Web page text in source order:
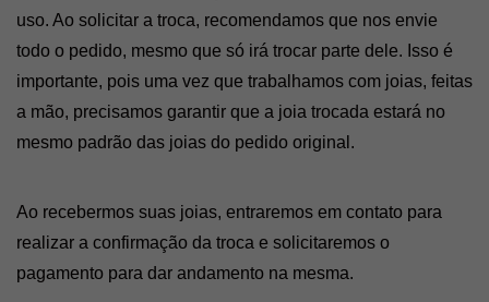
uso. Ao solicitar a troca, recomendamos que nos envie
todo o pedido, mesmo que só irá trocar parte dele. Isso é
importante, pois uma vez que trabalhamos com joias, feitas
a mão, precisamos garantir que a joia trocada estará no
mesmo padrão das joias do pedido original.
Ao recebermos suas joias, entraremos em contato para
realizar a confirmação da troca e solicitaremos o
pagamento para dar andamento na mesma.